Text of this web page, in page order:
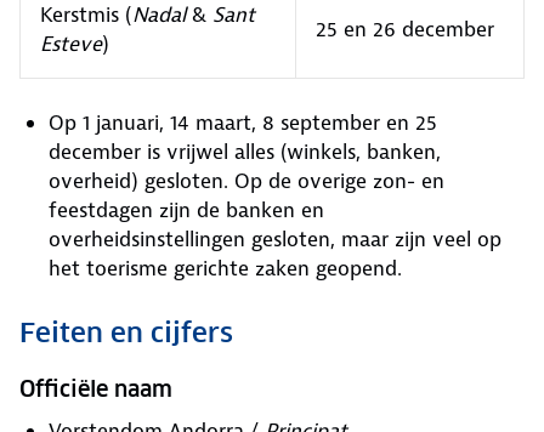
Kerstmis (Nadal& Sant
Esteve)
25 en 26 december
Op 1 januari, 14 maart, 8 september en 25
december is vrijwel alles (winkels, banken,
overheid) gesloten. Op de overige zon- en
feestdagen zijn de banken en
overheidsinstellingen gesloten, maar zijn veel op
het toerisme gerichte zaken geopend.
Feiten en cijfers
Officiële naam